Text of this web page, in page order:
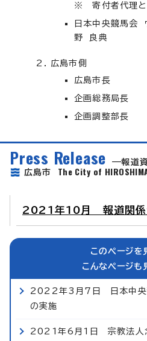
※ 寄付者代理と
日本中央競馬会
野 良典
広島市側
広島市長
企画総務局長
企画調整部長
Press Release
報道
広島市 The City of
2021年10月 報道関係
このページを
こんなページも
2022年3月7日 日本中央
の実施
2021年6月1日 宗教法人